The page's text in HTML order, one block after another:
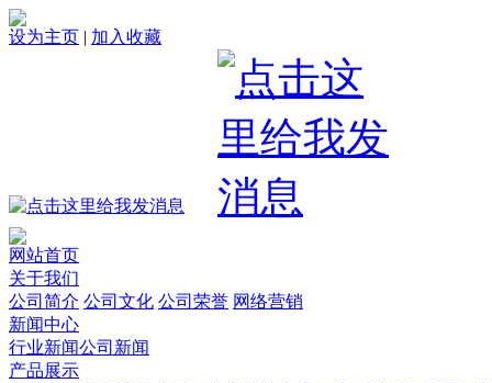
设为主页 | 加入收藏
网站首页
关于我们
公司简介 公司文化 公司荣誉 网络营销
新闻中心
行业新闻公司新闻
产品展示